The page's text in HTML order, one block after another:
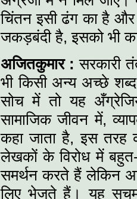
चिंतन इसी ढंग का है
जकड़बंदी है, इसको भी
अजितकुमार : सरकारी
भी किसी अन्य अच्छे
सोच में तो यह
सामाजिक जीवन में,
कहा जाता है, इस तरह
लेखकों के विरोध में
समर्थन करते हैं लेकिन
लिए भेजते हैं। यह